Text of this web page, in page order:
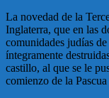
La novedad de la
Inglaterra, que en las
comunidades judías
íntegramente
castillo, al que se le
comienzo de la Pascua